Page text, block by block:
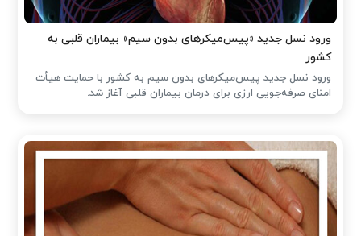
ورود نسل جدید «پیس‌میکرهای بدون سیم» بیماران قلبی به
کشور
ورود نسل جدید پیس‌میکرهای بدون سیم به کشور با حمایت هیأت
امنای صرفه‌جویی ارزی برای درمان بیماران قلبی آغاز شد.